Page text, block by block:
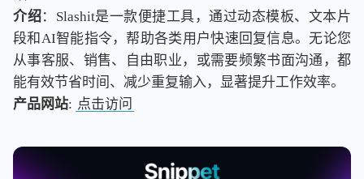
介绍：Slashit是一款便捷工具，通过动态模板、文本片
段和AI智能指令，帮助各类用户快速回复信息。无论您
从事客服、销售、自由职业，或需要频繁书面沟通，都
能有效节省时间、减少重复输入，显著提升工作效率。
产品网站: 点击访问